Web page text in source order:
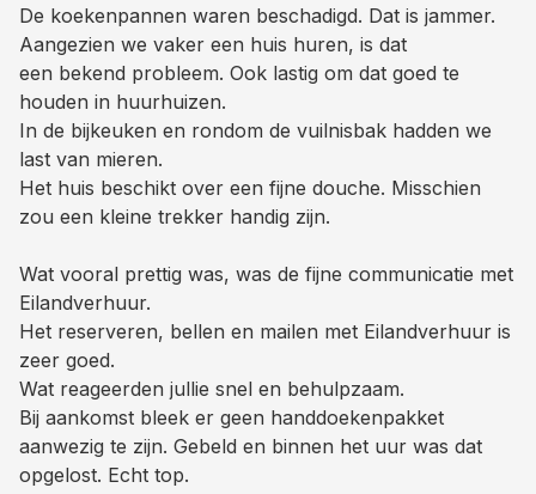
De koekenpannen waren beschadigd. Dat is jammer.
Aangezien we vaker een huis huren, is dat
een bekend probleem. Ook lastig om dat goed te
houden in huurhuizen.
In de bijkeuken en rondom de vuilnisbak hadden we
last van mieren.
Het huis beschikt over een fijne douche. Misschien
zou een kleine trekker handig zijn.
Wat vooral prettig was, was de fijne communicatie met
Eilandverhuur.
Het reserveren, bellen en mailen met Eilandverhuur is
zeer goed.
Wat reageerden jullie snel en behulpzaam.
Bij aankomst bleek er geen handdoekenpakket
aanwezig te zijn. Gebeld en binnen het uur was dat
opgelost. Echt top.